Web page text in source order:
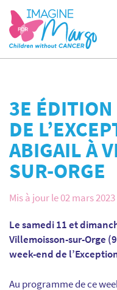
3E
DE
ABIGAIL À
SUR-ORGE
Mis à jour le 02 mars 2023
Le samedi 11 et
Villemoisson-sur-Orge
week-end de
Au programme de ce